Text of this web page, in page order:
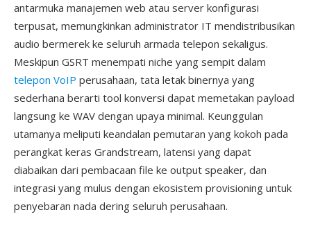
antarmuka manajemen web atau server konfigurasi
terpusat, memungkinkan administrator IT mendistribusikan
audio bermerek ke seluruh armada telepon sekaligus.
Meskipun GSRT menempati niche yang sempit dalam
telepon VoIP perusahaan, tata letak binernya yang
sederhana berarti tool konversi dapat memetakan payload
langsung ke WAV dengan upaya minimal. Keunggulan
utamanya meliputi keandalan pemutaran yang kokoh pada
perangkat keras Grandstream, latensi yang dapat
diabaikan dari pembacaan file ke output speaker, dan
integrasi yang mulus dengan ekosistem provisioning untuk
penyebaran nada dering seluruh perusahaan.